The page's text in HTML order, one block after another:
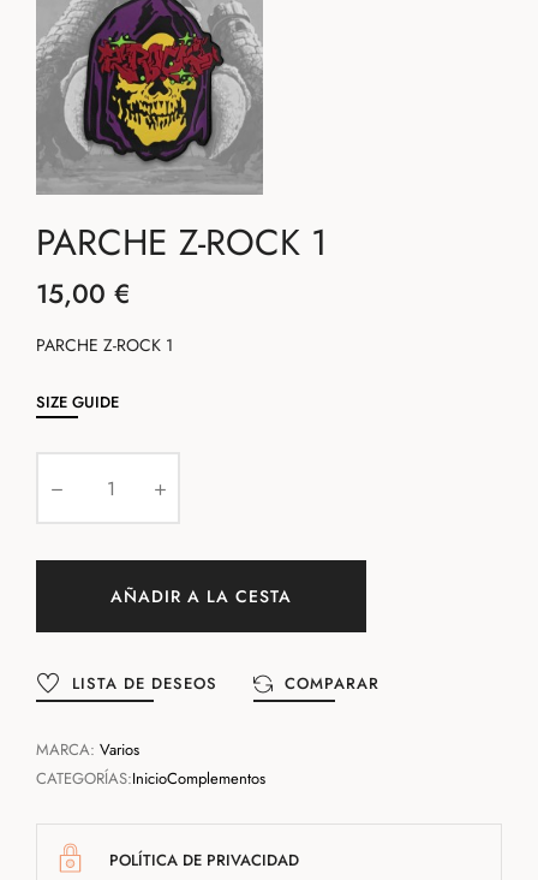
PARCHE Z-ROCK 1
15,00 €
PARCHE Z-ROCK 1
SIZE GUIDE
AÑADIR A LA CESTA
LISTA DE DESEOS COMPARAR
MARCA: Varios
CATEGORÍAS:InicioComplementos
POLÍTICA DE PRIVACIDAD